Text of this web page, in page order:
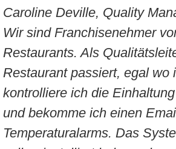
Caroline Deville, Quality
Wir sind Franchisenehmer
Restaurants. Als
Restaurant passiert, egal
kontrolliere ich die
und bekomme ich einen
Temperaturalarms. Das